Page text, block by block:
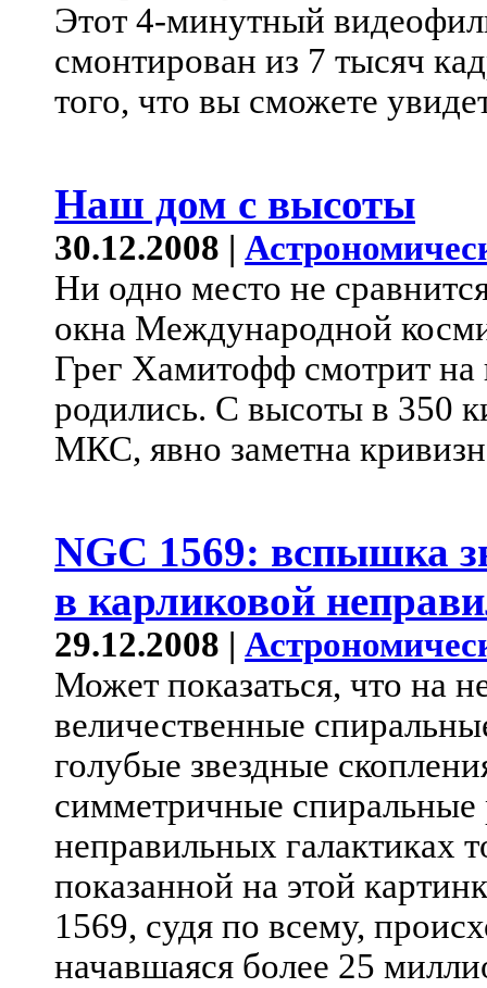
Этот 4-минутный
смонтирован из 7 тысяч
того, что вы сможете
Наш дом с высоты
30.12.2008 |
Ни одно место не
окна Международной
Грег Хамитофф смотрит на
родились. С высоты в 350
МКС, явно заметна
NGC 1569: вспышка
в карликовой
29.12.2008 |
Может показаться, что на
величественные
голубые звездные
симметричные спиральные
неправильных галактиках
показанной на этой
1569, судя по всему,
начавшаяся более 25